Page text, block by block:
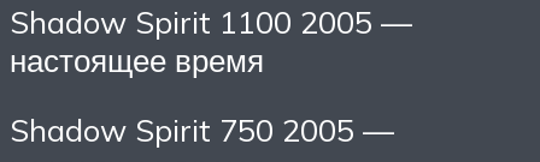
Shadow Spirit 1100 2005 —
настоящее время
Shadow Spirit 750 2005 —